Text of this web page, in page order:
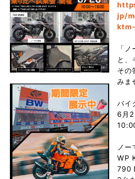
jp/
「
と、
その
みま
バイ
6月
ノ
WP
790